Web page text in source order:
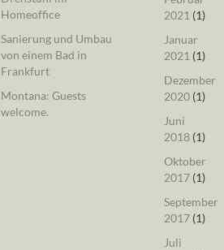
Homeoffice
Sanierung und Umbau
von einem Bad in
Frankfurt
Montana: Guests
welcome.
2021 (1)
Januar
2021 (1)
Dezember
2020(1)
Juni
2018(1)
Oktober
2017(1)
September
2017(1)
Juli